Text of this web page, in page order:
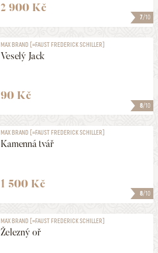
7/10
2 900 Kč
8/10
MAX BRAND [=FAUST FREDERICK SCHILLER]
Veselý Jack
90 Kč
8/10
MAX BRAND [=FAUST FREDERICK SCHILLER]
Kamenná tvář
1 500 Kč
MAX BRAND [=FAUST FREDERICK SCHILLER]
Železný oř